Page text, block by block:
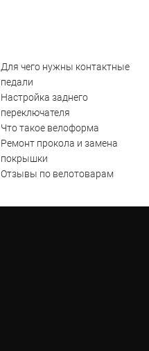
Для чего нужны контактные
педали
Настройка заднего
переключателя
Что такое велоформа
Ремонт прокола и замена
покрышки
Отзывы по велотоварам